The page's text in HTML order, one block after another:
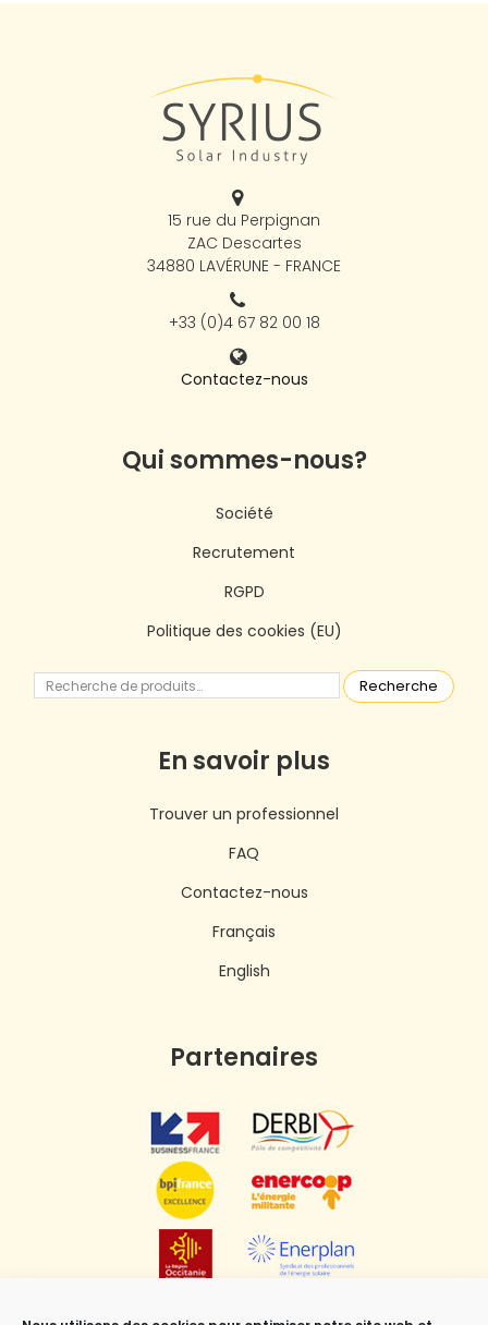
15 rue du Perpignan
ZAC Descartes
34880 LAVÉRUNE - FRANCE
+33 (0)4 67 82 00 18
Contactez-nous
Qui sommes-nous?
Société
Recrutement
RGPD
Politique des cookies (EU)
Recherche
En savoir plus
Trouver un professionnel
FAQ
Contactez-nous
Français
English
Partenaires